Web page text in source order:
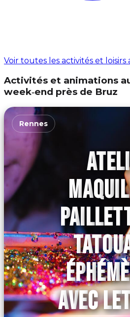
Voir toutes les activités et
Activités et animations
week‑end près de Bruz
Rennes
AVEC